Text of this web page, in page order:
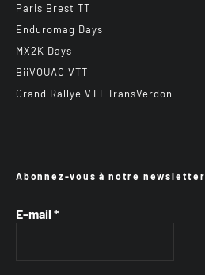
Paris Brest TT
Enduromag Days
MX2K Days
BiiVOUAC VTT
Grand Rallye VTT TransVerdon
Abonnez-vous à notre newsletter
E-mail *